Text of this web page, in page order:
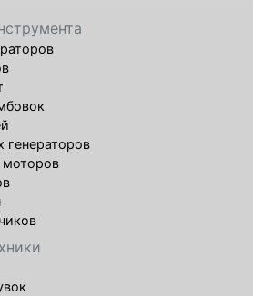
генераторов
моторов